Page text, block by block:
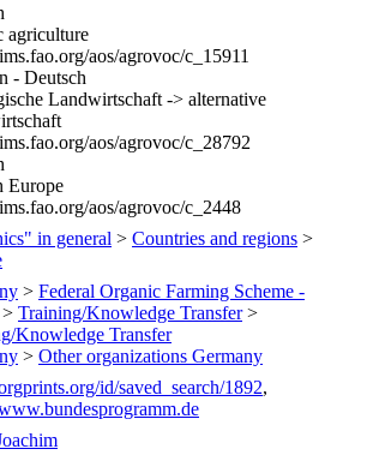
agriculture
aos/agrovoc/c_15911
- Deutsch
Landwirtschaft -> alternative
aos/agrovoc/c_28792
Europe
aos/agrovoc/c_2448
in general > Countries and regions >
> Federal Organic Farming Scheme -
> Training/Knowledge Transfer>
Knowledge Transfer
> Other organizations Germany
id/saved_search/1892,